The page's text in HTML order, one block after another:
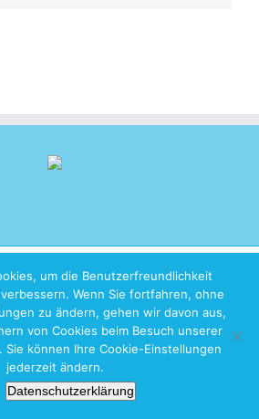
| All Rights Reserved | Imprint | Privacy
Policy
um die Benutzerfreundlichkeit
Wenn Sie fortfahren, ohne
zu ändern, gehen wir davon aus,
von Cookies beim Besuch unserer
Sie können Ihre Cookie-Einstellungen
jederzeit ändern.
Datenschutzerklärung